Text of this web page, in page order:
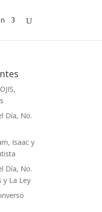
Día, No.
Isaac y
Día, No.
y La Ley